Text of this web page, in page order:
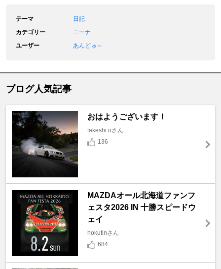
テーマ
日記
カテゴリー
ニーナ
ユーザー
あんどゅ～
ブログ人気記事
おはようございます！
takeshi.oさん
136
MAZDAオール北海道ファンフ
ェスタ2026 IN 十勝スピードウ
ェイ
hokutinさん
684